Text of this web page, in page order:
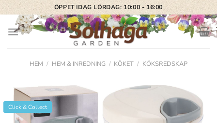
Skip
to
content
ÖPPET IDAG LÖRDAG: 10:00 - 16:00
HEM / HEM & INREDNING / KÖKET / KÖKSREDSKAP
Click & Collect